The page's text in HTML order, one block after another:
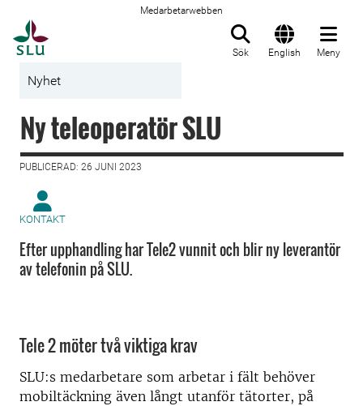
Medarbetarwebben
Sök English Meny
Nyhet
Ny teleoperatör SLU
PUBLICERAD: 26 JUNI 2023
KONTAKT
Efter upphandling har Tele2 vunnit och blir ny leverantör
av telefonin på SLU.
Tele 2 möter två viktiga krav
SLU:s medarbetare som arbetar i fält behöver
mobiltäckning även långt utanför tätorter, på